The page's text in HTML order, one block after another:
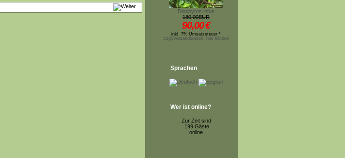
Diospyros lotus
180,00EUR
90,00€
inkl. 7% Umsatzsteuer *
zzgl.Versandkosten, hier klicken
Sprachen
Wer ist online?
Zur Zeit sind
199 Gäste
online.